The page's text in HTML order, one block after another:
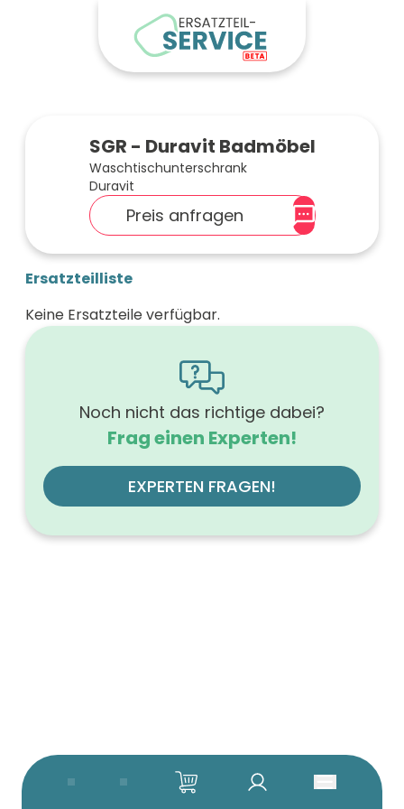
SGR - Duravit Badmöbel
Waschtischunterschrank
Duravit
Preis anfragen
Ersatzteilliste
Keine Ersatzteile verfügbar.
Noch nicht das richtige dabei?
Frag einen Experten!
EXPERTEN FRAGEN!